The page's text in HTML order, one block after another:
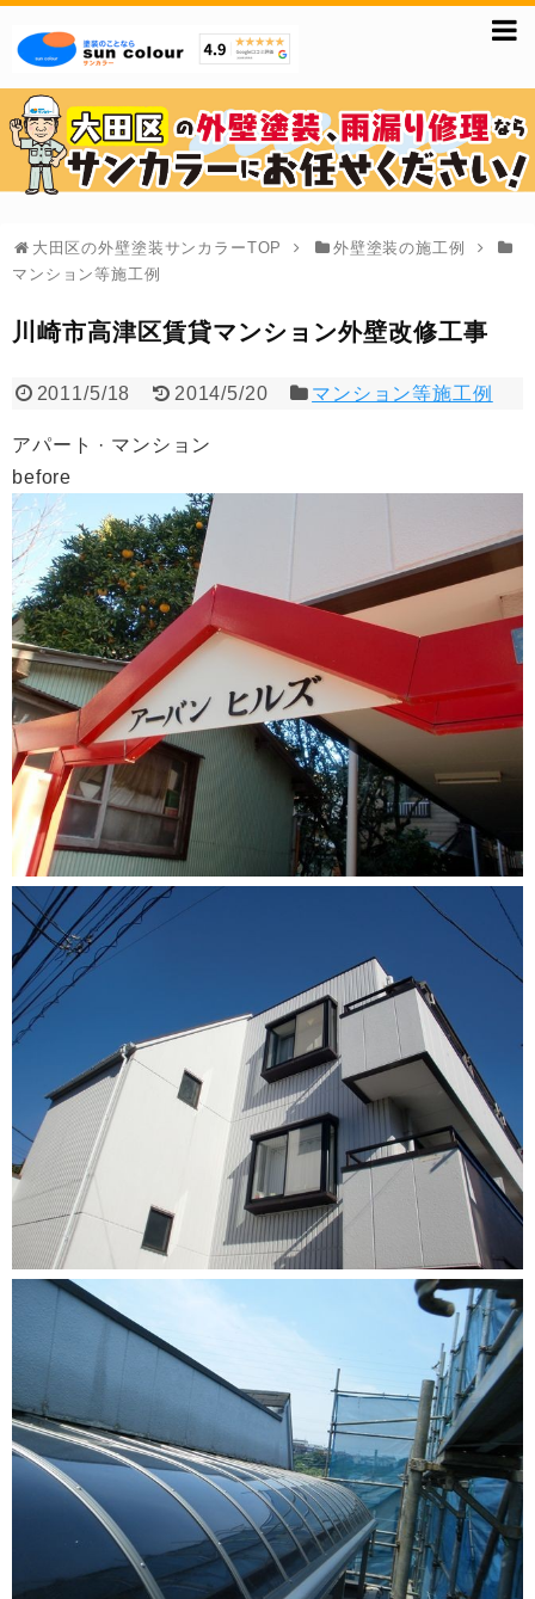
大田区の外壁塗装サンカラーTOP
外壁塗装の施工例
マンション等施工例
川崎市高津区賃貸マンション外壁改修工事
2011/5/18 2014/5/20 マンション等施工例
アパート · マンション
before